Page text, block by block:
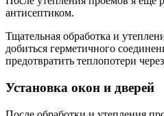
антисептиком.
Тщательная обработка и
добиться герметичного
предотвратить теплопотери
Установка окон и дверей